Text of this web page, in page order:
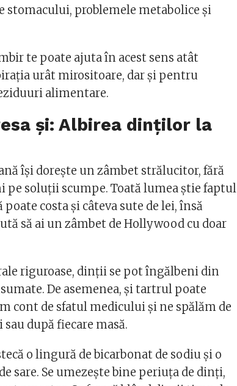
stomacului, problemele metabolice și
te poate ajuta în acest sens atât
urât mirositoare, dar și pentru
alimentare.
și: Albirea dinților la
își dorește un zâmbet strălucitor, fără
pe soluții scumpe. Toată lumea știe faptul
poate costa și câteva sute de lei, însă
să ai un zâmbet de Hollywood cu doar
riguroase, dinții se pot îngălbeni din
De asemenea, și tartrul poate
cont de sfatul medicului și ne spălăm de
după fiecare masă.
o lingură de bicarbonat de sodiu și o
sare. Se umezește bine periuța de dinți,